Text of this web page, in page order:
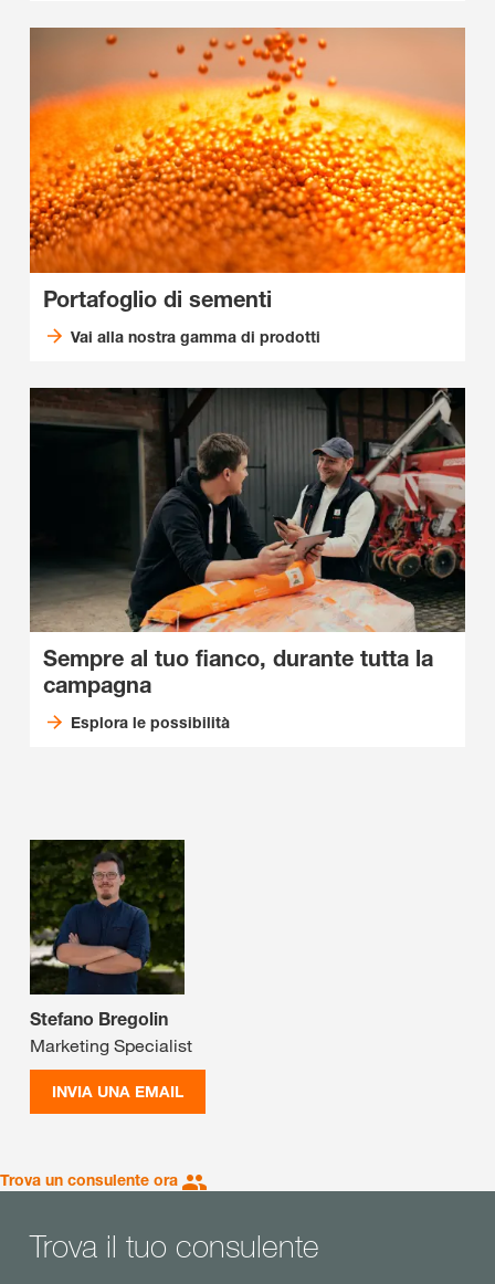
Portafoglio di sementi
Vai alla nostra gamma di prodotti
Sempre al tuo fianco, durante tutta la
campagna
Esplora le possibilità
Stefano Bregolin
Marketing Specialist
INVIA UNA EMAIL
Trova un consulente ora
Trova il tuo consulente